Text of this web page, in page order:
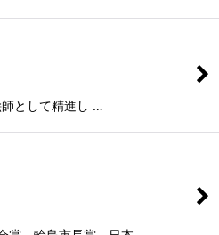
として精進し …